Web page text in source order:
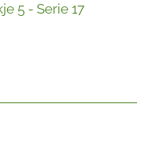
5 - Serie 17